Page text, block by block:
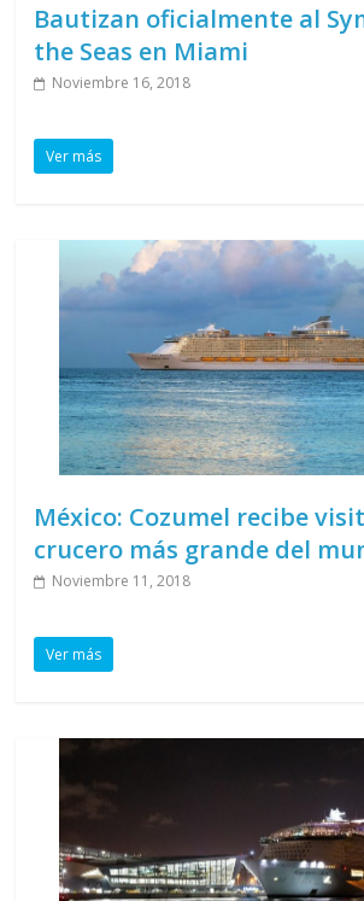
Bautizan oficialmente al
the Seas en Miami
Noviembre 16, 2018
Ver más
México: Cozumel recibe
crucero más grande del
Noviembre 11, 2018
Ver más